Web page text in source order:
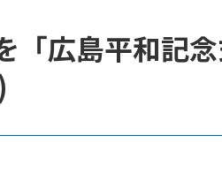
「広島平和記